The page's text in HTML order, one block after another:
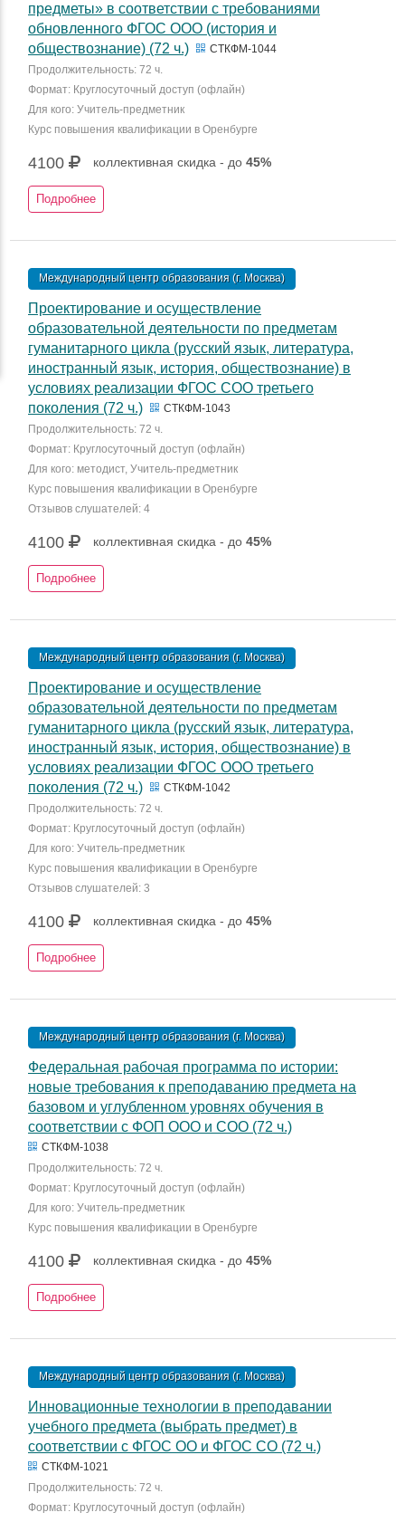
предметы» в соответствии с требованиями
обновленного ФГОС ООО (история и
обществознание) (72 ч.)
СТКФМ-1044
Продолжительность: 72 ч.
Формат: Круглосуточный доступ (офлайн)
Для кого: Учитель-предметник
Курс повышения квалификации в Оренбурге
4100 коллективная скидка - до 45%
Подробнее
Международный центр образования (г. Москва)
Проектирование и осуществление
образовательной деятельности по предметам
гуманитарного цикла (русский язык, литература,
иностранный язык, история, обществознание) в
условиях реализации ФГОС СОО третьего
поколения (72 ч.)
СТКФМ-1043
Продолжительность: 72 ч.
Формат: Круглосуточный доступ (офлайн)
Для кого: методист, Учитель-предметник
Курс повышения квалификации в Оренбурге
Отзывов слушателей: 4
4100 коллективная скидка - до 45%
Подробнее
Международный центр образования (г. Москва)
Проектирование и осуществление
образовательной деятельности по предметам
гуманитарного цикла (русский язык, литература,
иностранный язык, история, обществознание) в
условиях реализации ФГОС ООО третьего
поколения (72 ч.)
СТКФМ-1042
Продолжительность: 72 ч.
Формат: Круглосуточный доступ (офлайн)
Для кого: Учитель-предметник
Курс повышения квалификации в Оренбурге
Отзывов слушателей: 3
4100 коллективная скидка - до 45%
Подробнее
Международный центр образования (г. Москва)
Федеральная рабочая программа по истории:
новые требования к преподаванию предмета на
базовом и углубленном уровнях обучения в
соответствии с ФОП ООО и СОО (72 ч.)
СТКФМ-1038
Продолжительность: 72 ч.
Формат: Круглосуточный доступ (офлайн)
Для кого: Учитель-предметник
Курс повышения квалификации в Оренбурге
4100 коллективная скидка - до 45%
Подробнее
Международный центр образования (г. Москва)
Инновационные технологии в преподавании
учебного предмета (выбрать предмет) в
соответствии с ФГОС ОО и ФГОС СО (72 ч.)
СТКФМ-1021
Продолжительность: 72 ч.
Формат: Круглосуточный доступ (офлайн)